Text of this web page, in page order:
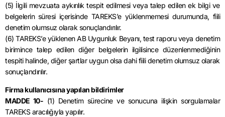
(5) İlgili mevzuata aykırılık tespit edilmesi veya talep edilen ek bilgi ve
belgelerin süresi içerisinde TAREKS’e yüklenmemesi durumunda, fiili
denetim olumsuz olarak sonuçlandırılır.
(6) TAREKS’e yüklenen AB Uygunluk Beyanı, test raporu veya denetim
birimince talep edilen diğer belgelerin ilgilisince düzenlenmediğinin
tespiti halinde, diğer şartlar uygun olsa dahi fiili denetim olumsuz olarak
sonuçlandırılır.
Firma kullanıcısına yapılan bildirimler
MADDE 10- (1) Denetim sürecine ve sonucuna ilişkin sorgulamalar
TAREKS aracılığıyla yapılır.